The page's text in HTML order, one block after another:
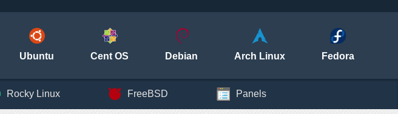
Ubuntu Cent OS Debian Arch Linux Fedora
Rocky Linux FreeBSD Panels